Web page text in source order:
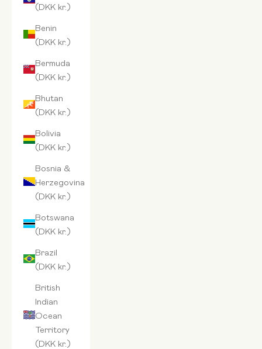
(DKK kr.)
Benin
(DKK kr.)
Bermuda
(DKK kr.)
Bhutan
(DKK kr.)
Bolivia
(DKK kr.)
Bosnia &
Herzegovina
(DKK kr.)
Botswana
(DKK kr.)
Brazil
(DKK kr.)
British
Indian
Ocean
Territory
(DKK kr.)